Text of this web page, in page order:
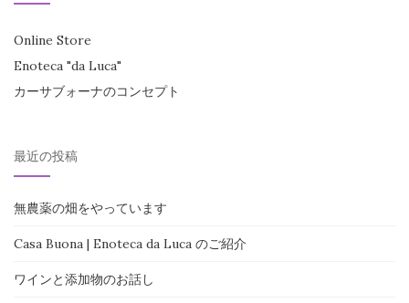
Online Store
Enoteca "da Luca"
カーサブォーナのコンセプト
最近の投稿
無農薬の畑をやっています
Casa Buona | Enoteca da Luca のご紹介
ワインと添加物のお話し